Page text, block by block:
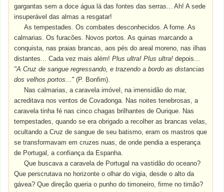
gargantas sem a doce água lá das fontes das serras... Ah! A sede
insuperável das almas a resgatar!
As tempestades. Os combates desconhecidos. A fome. As
calmarias. Os furacões. Novos portos. As quinas marcando a
conquista, nas praias brancas, aos pés do areal moreno, nas ilhas
distantes... Cada vez mais além!Plus ultra! Plus ultra! depois...
"A Cruz de sangue regressando, e trazendo a bordo as distancias
dos velhos portos..."(P. Bonfim).
Nas calmarias, a caravela imóvel, na imensidão do mar,
acreditava nos ventos de Covadonga. Nas noites tenebrosas, a
caravela tinha fé nas cinco chagas brilhantes de Ourique. Nas
tempestades, quando se era obrigado a recolher as brancas velas,
ocultando a Cruz de sangue de seu batismo, eram os mastros que
se transformavam em cruzes nuas, de onde pendia a esperança
de Portugal, a confiança da Espanha.
Que buscava a caravela de Portugal na vastidão do oceano?
Que perscrutava no horizonte o olhar do vigia, desde o alto da
gávea? Que direção queria o punho do timoneiro, firme no timão?